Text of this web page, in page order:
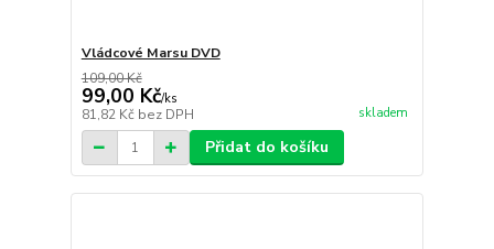
Vládcové Marsu DVD
109,00 Kč
99,00 Kč/ks
81,82 Kč bez DPH skladem
Přidat do košíku